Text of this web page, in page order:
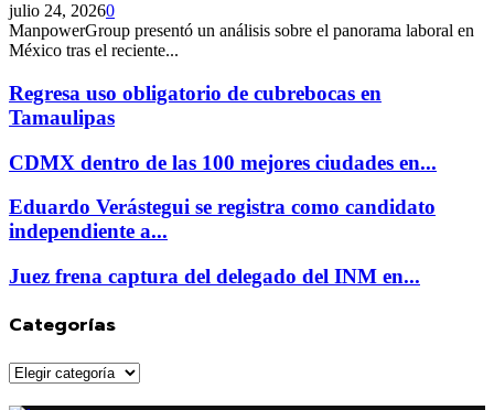
julio 24, 20260
ManpowerGroup presentó un análisis sobre el panorama laboral en
México tras el reciente...
Regresa uso obligatorio de cubrebocas en
Tamaulipas
CDMX dentro de las 100 mejores ciudades en...
Eduardo Verástegui se registra como candidato
independiente a...
Juez frena captura del delegado del INM en...
Categorías
Categorías